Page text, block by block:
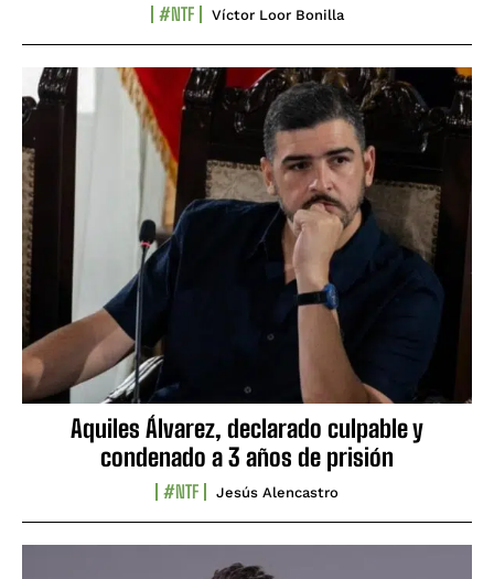
#NTF Víctor Loor Bonilla
Aquiles Álvarez, declarado culpable y
condenado a 3 años de prisión
#NTF Jesús Alencastro